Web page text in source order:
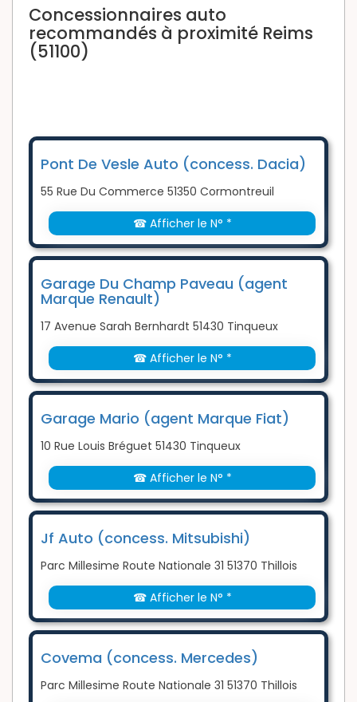
Concessionnaires auto
recommandés à proximité Reims
(51100)
Pont De Vesle Auto (concess. Dacia)
55 Rue Du Commerce 51350 Cormontreuil
☎ Afficher le N° *
Garage Du Champ Paveau (agent
Marque Renault)
17 Avenue Sarah Bernhardt 51430 Tinqueux
☎ Afficher le N° *
Garage Mario (agent Marque Fiat)
10 Rue Louis Bréguet 51430 Tinqueux
☎ Afficher le N° *
Jf Auto (concess. Mitsubishi)
Parc Millesime Route Nationale 31 51370 Thillois
☎ Afficher le N° *
Covema (concess. Mercedes)
Parc Millesime Route Nationale 31 51370 Thillois